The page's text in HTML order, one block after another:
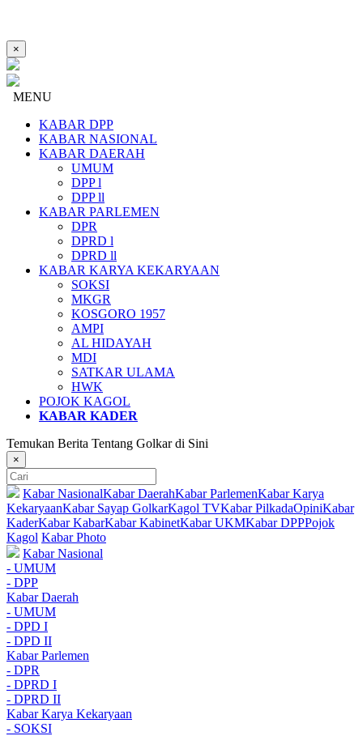
×
MENU
KABAR DPP
KABAR NASIONAL
KABAR DAERAH
UMUM
DPP l
DPP ll
KABAR PARLEMEN
DPR
DPRD l
DPRD ll
KABAR KARYA KEKARYAAN
SOKSI
MKGR
KOSGORO 1957
AMPI
AL HIDAYAH
MDI
SATKAR ULAMA
HWK
POJOK KAGOL
KABAR KADER
Temukan Berita Tentang Golkar di Sini
×
Kabar NasionalKabar DaerahKabar ParlemenKabar Karya
KekaryaanKabar Sayap GolkarKagol TVKabar PilkadaOpiniKabar
KaderKabar KabarKabar KabinetKabar UKMKabar DPPPojok
Kagol Kabar Photo
Kabar Nasional
- UMUM
- DPP
Kabar Daerah
- UMUM
- DPD I
- DPD II
Kabar Parlemen
- DPR
- DPRD I
- DPRD II
Kabar Karya Kekaryaan
- SOKSI